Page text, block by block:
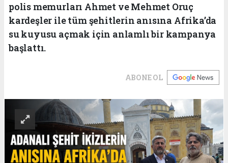
polis memurları Ahmet ve Mehmet Oruç
kardeşler ile tüm şehitlerin anısına Afrika’da
su kuyusu açmak için anlamlı bir kampanya
başlattı.
ABONE OL